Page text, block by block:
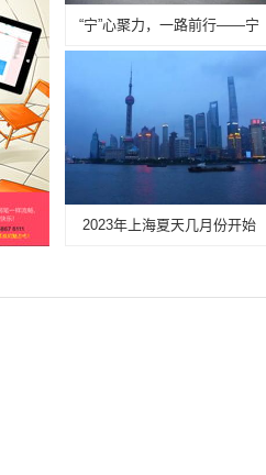
“宁”心聚力，一路前行——宁
2023年上海夏天几月份开始